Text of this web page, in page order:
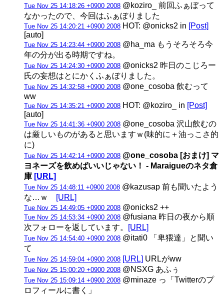
Tue Nov 25 14:18:26 +0900 2008 @koziro_ 前回ふぁぼって
なかったので、今回はふぁぼりました
Tue Nov 25 14:20:21 +0900 2008 HOT: @onicks2 in [Post]
[auto]
Tue Nov 25 14:23:44 +0900 2008 @ha_ma もうそろそろ今
年の分が出る時期ですね。
Tue Nov 25 14:24:30 +0900 2008 @onicks2 昨日のこじろー
氏の妄想はとにかくふぁぼりました。
Tue Nov 25 14:32:58 +0900 2008 @one_cosoba 飲むって
ww
Tue Nov 25 14:35:21 +0900 2008 HOT: @koziro_ in [Post]
[auto]
Tue Nov 25 14:41:36 +0900 2008 @one_cosoba 沢山飲むの
は厳しいものがあると思いますｗ(味的に＋油っこさ的
に)
Tue Nov 25 14:42:14 +0900 2008 @one_cosoba [おまけ] マ
ヨネーズを飲めばいいじゃない！ - Maraigueのネタ倉
庫 [URL]
Tue Nov 25 14:48:11 +0900 2008 @kazusap 前も聞いたよう
な…ｗ
[URL]
Tue Nov 25 14:49:05 +0900 2008 @onicks2 ++
Tue Nov 25 14:53:34 +0900 2008 @fusiana 昨日の夜から順
次フォローを返しています。
[URL]
Tue Nov 25 14:54:40 +0900 2008 @itati0 「卑猥達」と聞い
て
Tue Nov 25 14:59:04 +0900 2008 [URL] URLがww
Tue Nov 25 15:00:20 +0900 2008 @NSXG あふぅ
Tue Nov 25 15:09:14 +0900 2008 @minaze っ「Twitterのプ
ロフィールに書く」